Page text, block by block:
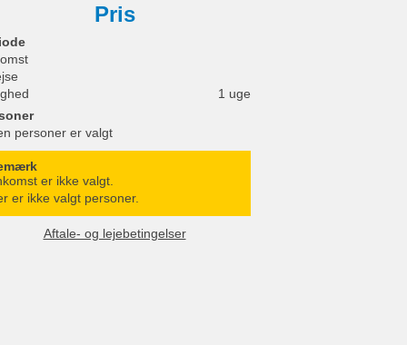
Pris
1 uge
personer er valgt
er ikke valgt.
er ikke valgt personer.
Aftale- og lejebetingelser